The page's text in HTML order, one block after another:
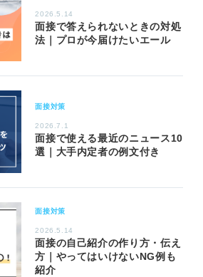
2026.5.14
面接で答えられないときの対処
法｜プロが今届けたいエール
面接対策
2026.7.1
面接で使える最近のニュース10
選｜大手内定者の例文付き
面接対策
2026.5.14
面接の自己紹介の作り方・伝え
方｜やってはいけないNG例も
紹介